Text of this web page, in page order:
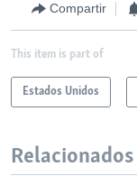
Compartir
This item is part of
Estados Unidos
Relacionados